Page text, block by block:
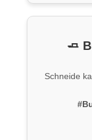
🧈
Schneide